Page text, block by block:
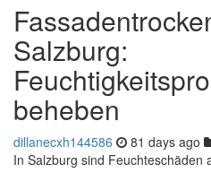
Salzburg:
beheben
dillanecxh144586 81 days ago
In Salzburg sind Feuchteschäden